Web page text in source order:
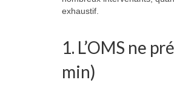
exhaustif.
1. L’OMS ne
min)